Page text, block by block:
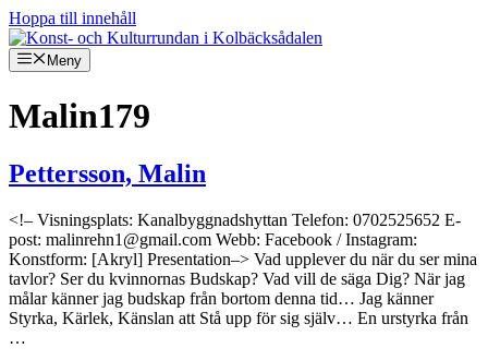
Hoppa till innehåll
Meny
Malin179
Pettersson, Malin
<!– Visningsplats: Kanalbyggnadshyttan Telefon: 0702525652 E-
post: malinrehn1@gmail.com Webb: Facebook / Instagram:
Konstform: [Akryl] Presentation–> Vad upplever du när du ser mina
tavlor? Ser du kvinnornas Budskap? Vad vill de säga Dig? När jag
målar känner jag budskap från bortom denna tid… Jag känner
Styrka, Kärlek, Känslan att Stå upp för sig själv… En urstyrka från
…